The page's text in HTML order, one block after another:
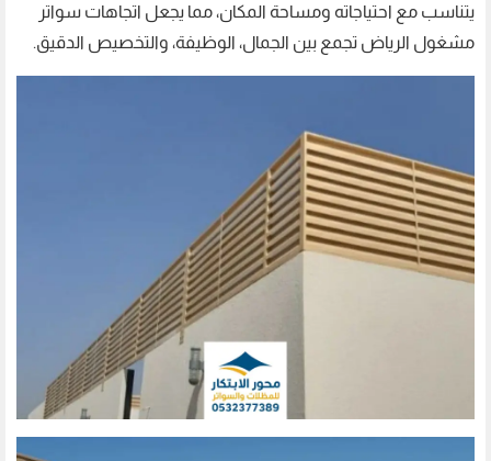
يتناسب مع احتياجاته ومساحة المكان، مما يجعل اتجاهات سواتر
مشغول الرياض تجمع بين الجمال، الوظيفة، والتخصيص الدقيق.